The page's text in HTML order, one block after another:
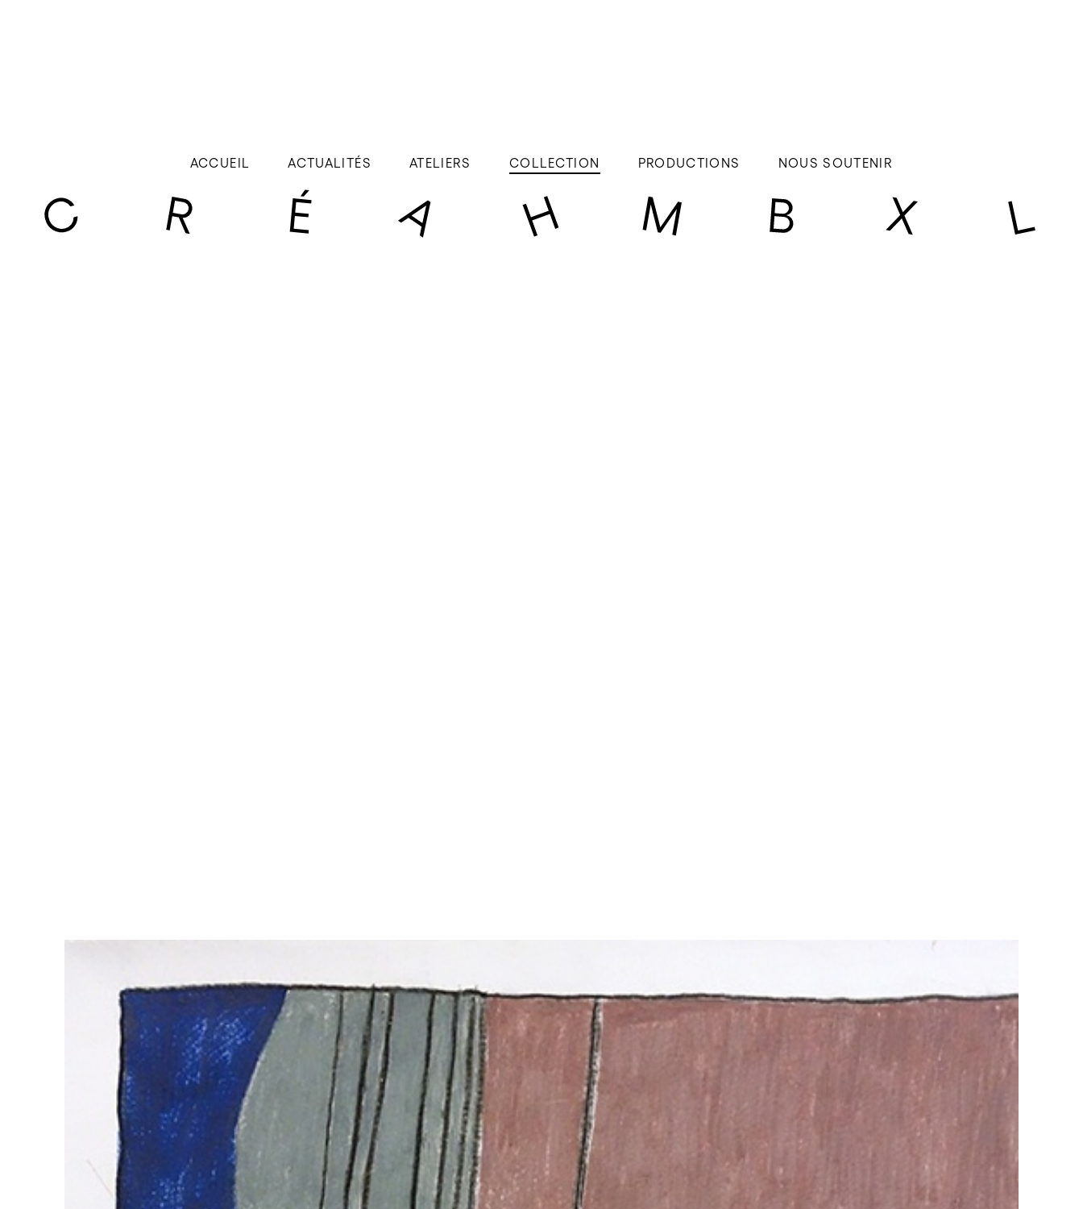
ACCUEIL ACTUALITÉS ATELIERS COLLECTION PRODUCTIONS NOUS SOUTENIR